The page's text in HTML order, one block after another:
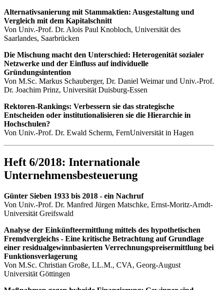
Alternativsanierung mit Stammaktien: Ausgestaltung und
Vergleich mit dem Kapitalschnitt
Von Univ.-Prof. Dr. Alois Paul Knobloch, Universität des
Saarlandes, Saarbrücken
Die Mischung macht den Unterschied: Heterogenität sozialer
Netzwerke und der Einfluss auf individuelle
Gründungsintention
Von M.Sc. Markus Schauberger, Dr. Daniel Weimar und Univ.-Prof.
Dr. Joachim Prinz, Universität Duisburg-Essen
Rektoren-Rankings: Verbessern sie das strategische
Entscheiden oder institutionalisieren sie die Hierarchie in
Hochschulen?
Von Univ.-Prof. Dr. Ewald Scherm, FernUniversität in Hagen
Heft 6/2018: Internationale
Unternehmensbesteuerung
Günter Sieben 1933 bis 2018 - ein Nachruf
Von Univ.-Prof. Dr. Manfred Jürgen Matschke, Ernst-Moritz-Arndt-
Universität Greifswald
Analyse der Einkünfteermittlung mittels des hypothetischen
Fremdvergleichs - Eine kritische Betrachtung auf Grundlage
einer residualgewinnbasierten Verrechnungspreisermittlung bei
Funktionsverlagerung
Von M.Sc. Christian Große, LL.M., CVA, Georg-August
Universität Göttingen